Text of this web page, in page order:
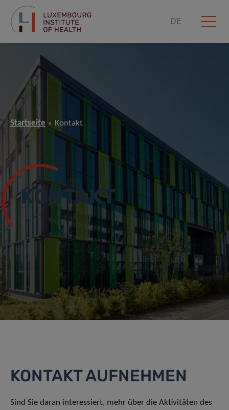
DE
Startseite Kontakt
KONTAKT
KONTAKT AUFNEHMEN
Sind Sie daran interessiert, mehr über die Aktivitäten des